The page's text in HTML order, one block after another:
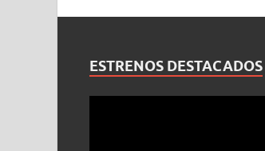
ESTRENOS DESTACADOS